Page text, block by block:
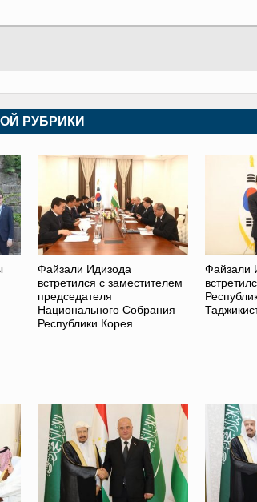
РУБРИКИ
Файзали Идизода
встретился с заместителем
председателя
Национального Собрания
Республики Корея
Файзали